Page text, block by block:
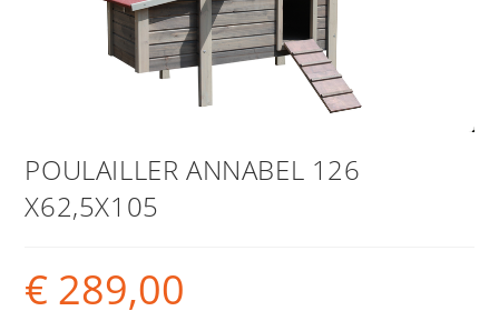
POULAILLER ANNABEL 126
X62,5X105
€ 289,00